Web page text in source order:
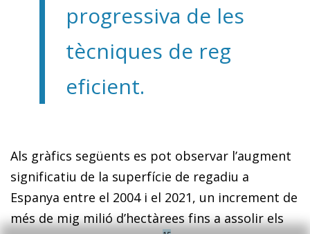
progressiva de les
tècniques de reg
eficient.
Als gràfics següents es pot observar l’augment
significatiu de la superfície de regadiu a
Espanya entre el 2004 i el 2021, un increment de
més de mig milió d’hectàrees fins a assolir els